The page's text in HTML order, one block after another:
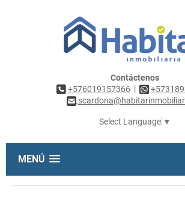
Contáctenos
+576019157366 |
Select Language ▼
MENÚ